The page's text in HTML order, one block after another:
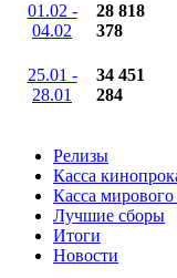
01.02 -
04.02
28 818
378
25.01 -
28.01
34 451
284
Релизы
Касса
Касса мирового
Лучшие сборы
Итоги
Новости